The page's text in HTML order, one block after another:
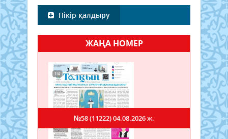
Пікір қалдыру
ЖАҢА НОМЕР
№58 (11222)04.08.2026 ж.